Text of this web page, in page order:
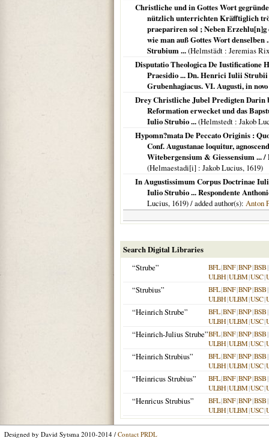
Christliche und in Gottes Wort
nützlich unterrichten Kräfftiglich
praepariren sol ; Neben
wie man auß Gottes Wort
Strubium ...(Helmstädt : Jeremias
Disputatio Theologica De Iustificatione
Praesidio ... Dn. Henrici Iulii Strubii
Grubenhagiacus. VI. Augusti, in
Drey Christliche Jubel Predigten Darin
Reformation erwecket und das
Iulio Strubio ...(Helmstedt : Jakob
Hypomn?mata De Peccato Originis :
Conf. Augustanae loquitur,
Witebergensium & Giessensium ...
(Helmaestadi[i] : Jakob Lucius, 1619)
In Augustissimum Corpus Doctrinae
Iulio Strubio ... Respondente
Lucius, 1619) / added author(s): Anton
Search Digital Libraries
“Strube”
BFL|BNF|BNP|BSB|
ULBH|ULBM|USC|
“Strubius” BFL|BNF|BNP|BSB|
ULBH|ULBM|USC|
“Heinrich Strube” BFL|BNF|BNP|BSB|
ULBH|ULBM|USC|
“Heinrich-Julius Strube”BFL|BNF|BNP|BSB|
ULBH|ULBM|USC|
“Heinrich Strubius” BFL|BNF|BNP|BSB|
ULBH|ULBM|USC|
“Heinricus Strubius” BFL|BNF|BNP|BSB|
ULBH|ULBM|USC|
“Henricus Strubius” BFL|BNF|BNP|BSB|
ULBH|ULBM|USC|
Designed by David Sytsma 2010-2014 / Contact PRDL